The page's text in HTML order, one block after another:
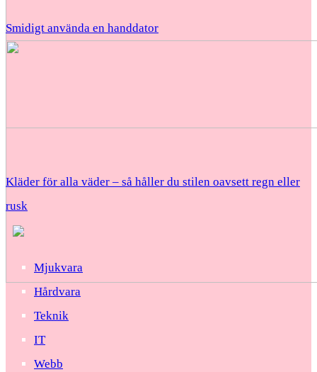
Smidigt använda en handdator
Kläder för alla väder – så håller du stilen oavsett regn eller
rusk
Mjukvara
Hårdvara
Teknik
IT
Webb